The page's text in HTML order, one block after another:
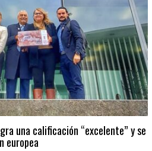
una calificación “excelente” y se
europea